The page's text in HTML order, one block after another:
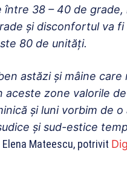
38 – 40 de grade,
şi disconfortul va fi
80 de unităţi.
astăzi şi mâine care
aceste zone valorile
şi luni vorbim de
şi sud-estice
Elena Mateescu, potrivit